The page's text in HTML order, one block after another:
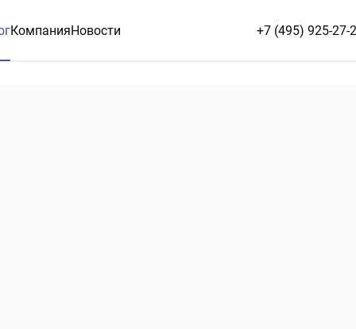
КомпанияНовости +7 (495) 925-27-